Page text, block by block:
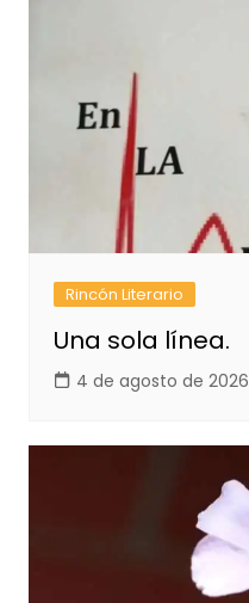
Rincón Literario
Una sola línea.
4 de agosto de 2026